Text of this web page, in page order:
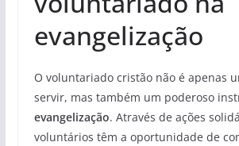
evangelização
O voluntariado cristão não é apenas
servir, mas também um poderoso
evangelização. Através de ações
voluntários têm a oportunidade de